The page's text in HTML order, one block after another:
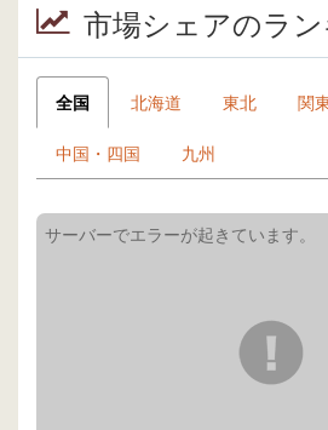
市場シェアのラ
全国 北海道 東北 関
中国・四国 九州